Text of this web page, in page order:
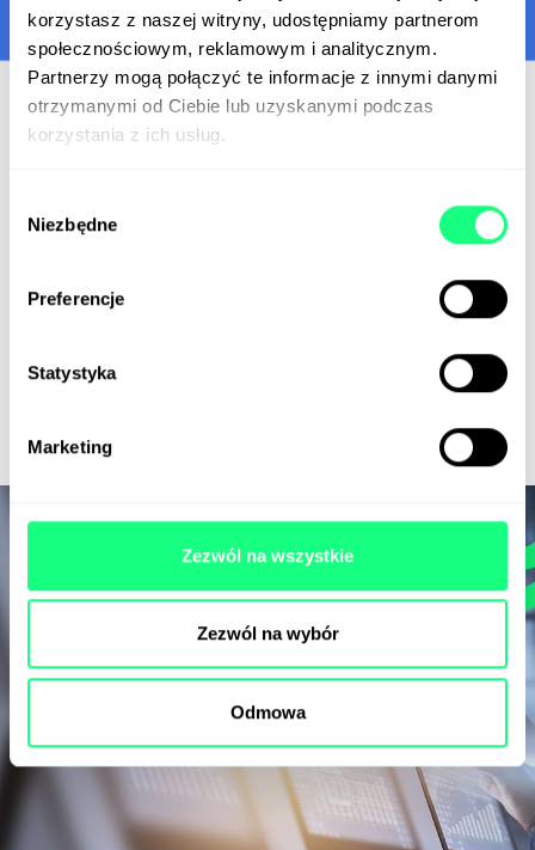
korzystasz z naszej witryny, udostępniamy partnerom
społecznościowym, reklamowym i analitycznym.
Partnerzy mogą połączyć te informacje z innymi danymi
otrzymanymi od Ciebie lub uzyskanymi podczas
korzystania z ich usług.
zgody
Niezbędne
Preferencje
Statystyka
Marketing
Zezwól na wszystkie
Zezwól na wybór
Odmowa
Centrum handlowe Blue City potrzebowało również
narzędzia do udostępniania promocji, kuponów i ofert
specjalnych. Przygotowaliśmy API, które umożliwia
wyświetlaczach znajdujących się na terenie galerii.
Drugim miejscem, które przetwarza te informacje jest
promocje i oferty sklepów i usług Blue City.